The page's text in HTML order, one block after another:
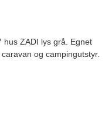
hus ZADI lys grå. Egnet
og campingutstyr.